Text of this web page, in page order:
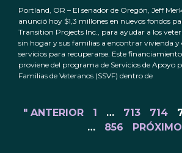
Portland, OR – El senador de Oregón, Jeff
anunció hoy $1,3 millones en nuevos fondos
Transition Projects Inc., para ayudar a los
sin hogar y sus familias a encontrar vivienda y
servicios para recuperarse. Este financiamiento
proviene del programa de Servicios de Apoyo
Familias de Veteranos (SSVF) dentro de
" ANTERIOR 1 … 713 714
…
856